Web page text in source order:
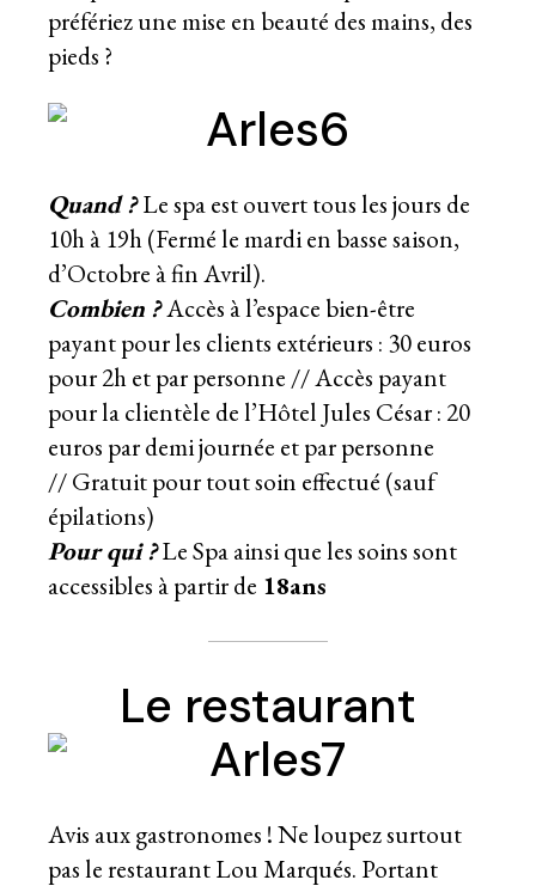
préfériez une mise en beauté des mains, des
pieds ?
Quand ?Le spa est ouvert tous les jours de
10h à 19h (Fermé le mardi en basse saison,
d’Octobre à fin Avril).
Combien ?Accès à l’espace bien-être
payant pour les clients extérieurs : 30 euros
pour 2h et par personne // Accès payant
pour la clientèle de l’Hôtel Jules César : 20
euros par demi journée et par personne
// Gratuit pour tout soin effectué (sauf
épilations)
Pour qui ?Le Spa ainsi que les soins sont
accessibles à partir de 18ans
Le restaurant
Avis aux gastronomes ! Ne loupez surtout
pas le restaurant Lou Marqués. Portant